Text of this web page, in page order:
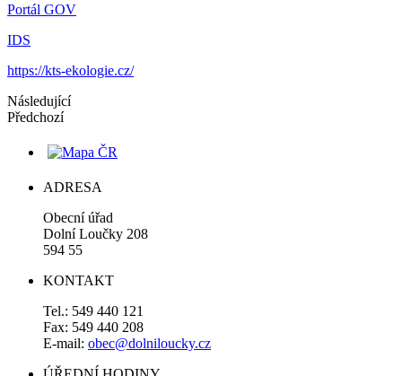
Portál GOV
IDS
https://kts-ekologie.cz/
Následující
Předchozí
ADRESA
Obecní úřad
Dolní Loučky 208
594 55
KONTAKT
Tel.: 549 440 121
Fax: 549 440 208
E-mail: obec@dolniloucky.cz